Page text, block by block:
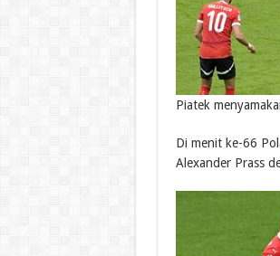
Piatek
Di menit ke-66
Alexander Prass